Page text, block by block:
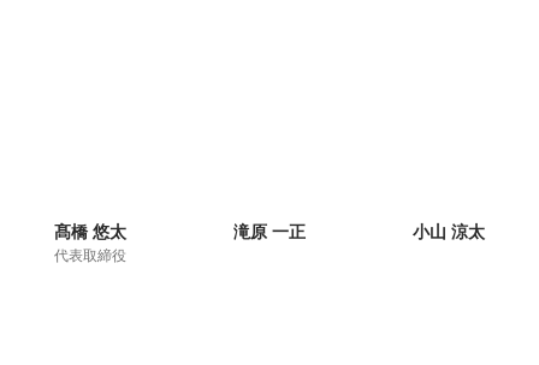
髙橋 悠太
代表取締役
滝原 一正 小山 涼太